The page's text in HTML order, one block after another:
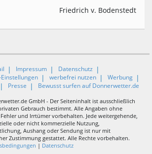
Friedrich v. Bodenstedt
Impressum
Datenschutz
werbefrei nutzen
Werbung
Presse Bewusst surfen auf Donnerwetter.de
GmbH - Der Seiteninhalt ist ausschließlich
Gebrauch bestimmt. Alle Angaben ohne
und Irrtümer vorbehalten. Jede weitergehende,
oder nicht kommerzielle Nutzung,
Aushang oder Sendung ist nur mit
Zustimmung gestattet. Alle Rechte vorbehalten.
| Datenschutz